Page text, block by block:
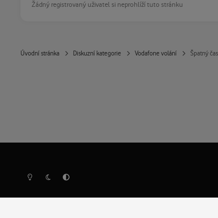
Žádný registrovaný uživatel si neprohlíží tuto stránku
Úvodní stránka Diskuzní kategorie Vodafone volání Špatný
Světlý režimTmavý režimPředvolba systému